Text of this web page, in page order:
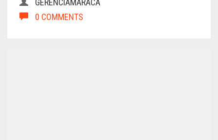
GERENCIAMARACA
0 COMMENTS